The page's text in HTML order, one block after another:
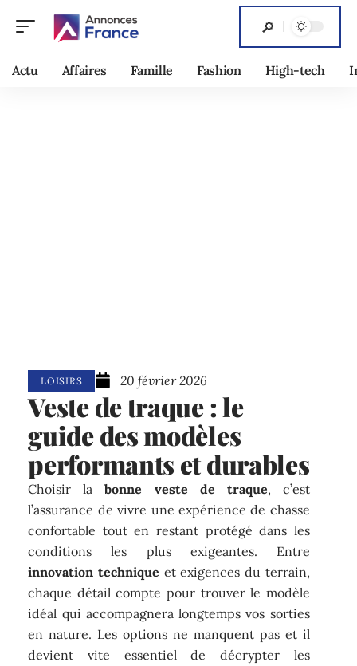
Actu Affaires Famille Fashion High-tech
LOISIRS 20 février 2026
Veste de traque : le
guide des modèles
performants et durables
Choisir labonne veste de traque, c’est
l’assurance de vivre une expérience de chasse
confortable tout en restant protégé dans les
conditions les plus exigeantes. Entre
innovation technique et exigences du terrain,
chaque détail compte pour trouver le modèle
idéal qui accompagnera longtemps vos sorties
en nature. Les options ne manquent pas et il
devient vite essentiel de décrypter les